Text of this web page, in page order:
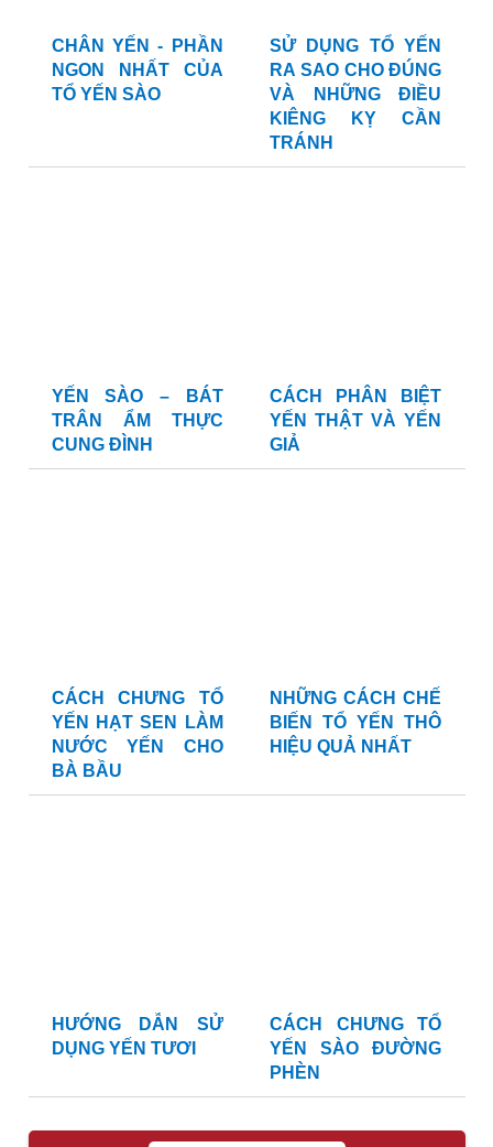
CHÂN YẾN - PHẦN
NGON NHẤT CỦA
TỔ YẾN SÀO
SỬ DỤNG TỔ YẾN
RA SAO CHO ĐÚNG
VÀ NHỮNG ĐIỀU
KIÊNG KỴ CẦN
TRÁNH
YẾN SÀO – BÁT
TRÂN ẨM THỰC
CUNG ĐÌNH
CÁCH PHÂN BIỆT
YẾN THẬT VÀ YẾN
GIẢ
CÁCH CHƯNG TỔ
YẾN HẠT SEN LÀM
NƯỚC YẾN CHO
BÀ BẦU
NHỮNG CÁCH CHẾ
BIẾN TỔ YẾN THÔ
HIỆU QUẢ NHẤT
HƯỚNG DẪN SỬ
DỤNG YẾN TƯƠI
CÁCH CHƯNG TỔ
YẾN SÀO ĐƯỜNG
PHÈN